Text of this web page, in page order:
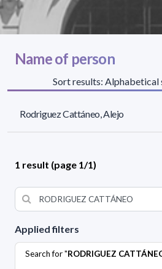
Applied filters
Search for "RODRIGUEZ
Name of person
Sort results: Alphabetical
Rodriguez Cattáneo, Alejo
1 result (page 1/1)